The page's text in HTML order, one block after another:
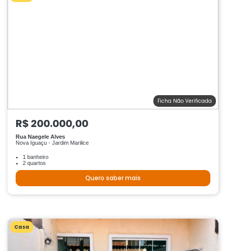
Ficha Não Verificada
R$ 200.000,00
Rua Naegele Alves
Nova Iguaçu - Jardim Marilice
1 banheiro
2 quartos
Quero saber mais
Casa